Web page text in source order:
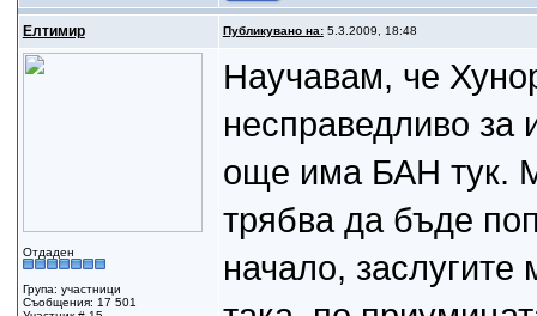
Eлтимир Публикувано на:5.3.2009, 18:48
Отдаден
Група: участници
Съобщения: 17 501
Научавам, че
несправедливо за
още има БАН тук.
трябва да бъде
начало,